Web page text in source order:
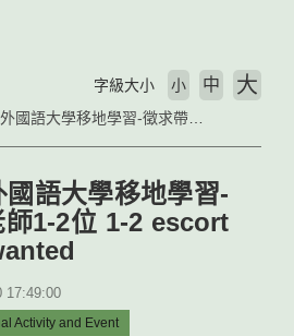
字級大小 小 中 大
國語大學移地學習-
1-2位 1-2 escort
17:49:00
Activity and Event